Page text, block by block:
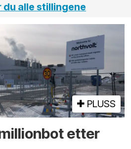
du alle stillingene
PLUSS
etter